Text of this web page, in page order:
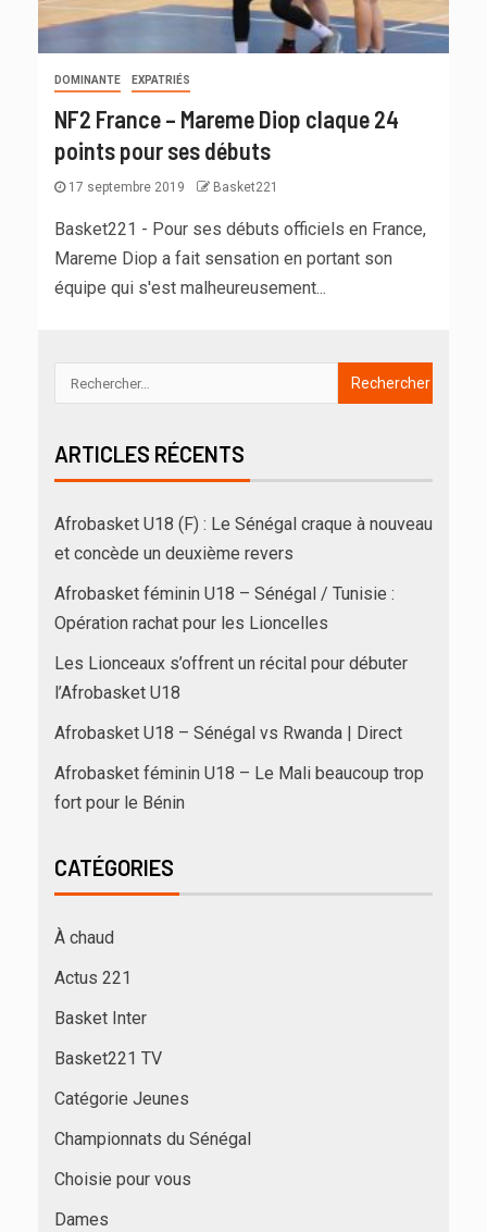
DOMINANTE EXPATRIÉS
NF2 France – Mareme Diop claque 24
points pour ses débuts
17 septembre 2019 Basket221
Basket221 - Pour ses débuts officiels en France,
Mareme Diop a fait sensation en portant son
équipe qui s'est malheureusement...
ARTICLES RÉCENTS
Afrobasket U18 (F) : Le Sénégal craque à nouveau
et concède un deuxième revers
Afrobasket féminin U18 – Sénégal / Tunisie :
Opération rachat pour les Lioncelles
Les Lionceaux s’offrent un récital pour débuter
l’Afrobasket U18
Afrobasket U18 – Sénégal vs Rwanda | Direct
Afrobasket féminin U18 – Le Mali beaucoup trop
fort pour le Bénin
CATÉGORIES
À chaud
Actus 221
Basket Inter
Basket221 TV
Catégorie Jeunes
Championnats du Sénégal
Choisie pour vous
Dames